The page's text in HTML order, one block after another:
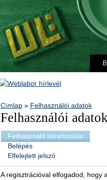
Címlap» Felhasználói adatok
Felhasználói
Felhasználó létrehozása
Belépés
Elfelejtett jelszó
A regisztrációval elfogadod, hogy